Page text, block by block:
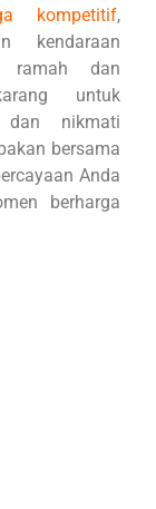
kompetitif,
kendaraan
ramah dan
untuk
dan nikmati
bersama
Anda
berharga